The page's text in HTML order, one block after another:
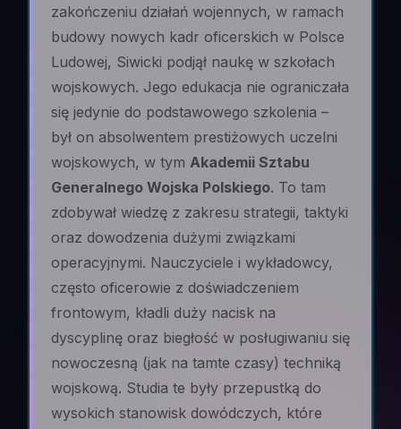
zakończeniu działań wojennych, w ramach
budowy nowych kadr oficerskich w Polsce
Ludowej, Siwicki podjął naukę w szkołach
wojskowych. Jego edukacja nie ograniczała
się jedynie do podstawowego szkolenia –
był on absolwentem prestiżowych uczelni
wojskowych, w tym Akademii Sztabu
Generalnego Wojska Polskiego. To tam
zdobywał wiedzę z zakresu strategii, taktyki
oraz dowodzenia dużymi związkami
operacyjnymi. Nauczyciele i wykładowcy,
często oficerowie z doświadczeniem
frontowym, kładli duży nacisk na
dyscyplinę oraz biegłość w posługiwaniu się
nowoczesną (jak na tamte czasy) techniką
wojskową. Studia te były przepustką do
wysokich stanowisk dowódczych, które